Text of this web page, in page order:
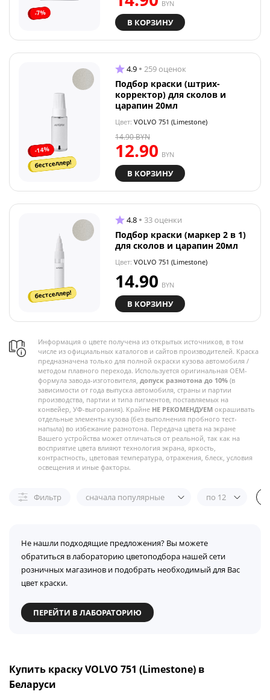
-7%
BYN
В КОРЗИНУ
-14%
бестселлер!
4.9 259 оценок
Подбор краски (штрих-
корректор) для сколов и
царапин 20мл
Цвет: VOLVO 751 (Limestone)
12.90 BYN
14.90BYN
В КОРЗИНУ
бестселлер!
4.8 33 оценки
Подбор краски (маркер 2 в 1)
для сколов и царапин 20мл
Цвет: VOLVO 751 (Limestone)
14.90 BYN
В КОРЗИНУ
Информация о цвете получена из открытых источников, в том
числе из официальных каталогов и сайтов производителей. Краска
предназначена только для полной окраски кузова автомобиля /
методом плавного перехода. Используется оригинальная OEM-
формула завода-изготовителя, допуск разнотона до 10% (в
зависимости от года выпуска автомобиля, страны и партии
производства, партии и типа пигментов, поставляемых на
конвейер, УФ-выгорания). Крайне НЕ РЕКОМЕНДУЕМ окрашивать
отдельные элементы кузова (без выполнения пробного тест-
напыла) во избежание разнотона. Передача цвета на экране
Вашего устройства может отличаться от реальной, так как на
восприятие цвета влияют технология экрана, яркость,
контрастность, цветовая температура, отражения, блеск, условия
освещения и иные факторы.
Фильтр сначала популярные по 12
Не нашли подходящие предложения? Вы можете
обратиться в лабораторию цветоподбора нашей сети
розничных магазинов и подобрать необходимый для Вас
цвет краски.
ПЕРЕЙТИ В ЛАБОРАТОРИЮ
Купить краску VOLVO 751 (Limestone) в
Беларуси